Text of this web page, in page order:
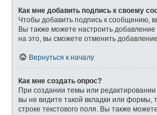
Как мне добавить подпись к своему
Чтобы добавить подпись к сообщению,
Вы также можете настроить
на это, вы сможете отменить
Вернуться к началу
Как мне создать опрос?
При создании темы или
вы не видите такой вкладки или формы,
строке текстового поля. Вы также